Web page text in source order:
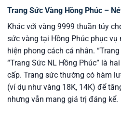
Trang Sức Vàng Hồng Phúc –
Khác với vàng 9999 thuần túy
sức vàng tại Hồng Phúc phục vụ
hiện phong cách cá nhân.
“Trang Sức NL Hồng Phúc” là
cấp. Trang sức thường có hàm
(ví dụ như vàng 18K, 14K) để
nhưng vẫn mang giá trị đáng kể.